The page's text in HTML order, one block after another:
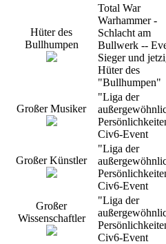
Hüter des
Bullhumpen
Total War
Warhammer -
Schlacht am
Bullwerk --
Sieger und
Hüter des
"Bullhumpen"
Großer Musiker
"Liga der
Civ6-Event
Großer Künstler
"Liga der
Civ6-Event
Großer
Wissenschaftler
"Liga der
Civ6-Event